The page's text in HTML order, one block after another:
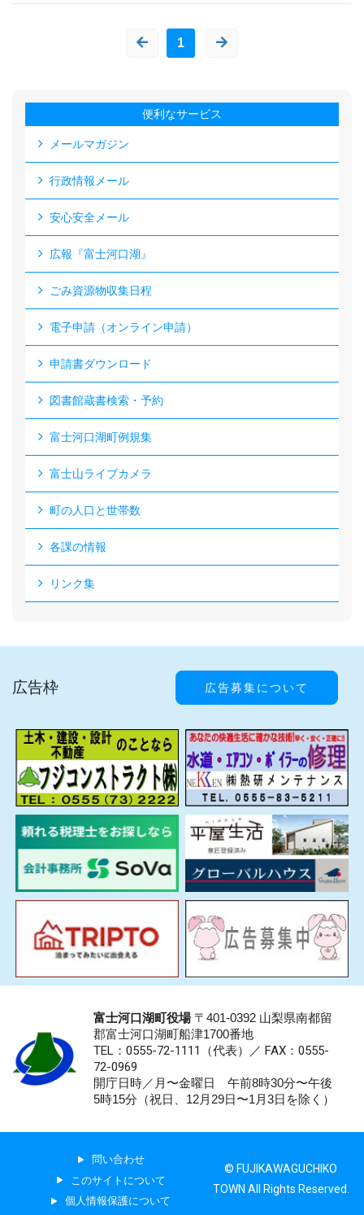
1
便利なサービス
メールマガジン
行政情報メール
安心安全メール
広報『富士河口湖』
ごみ資源物収集日程
電子申請（オンライン申請）
申請書ダウンロード
図書館蔵書検索・予約
富士河口湖町例規集
富士山ライブカメラ
町の人口と世帯数
各課の情報
リンク集
広告枠 広告募集について
富士河口湖町役場〒401-0392 山梨県南都留
郡富士河口湖町船津1700番地
TEL：0555-72-1111 （代表）／ FAX：0555-
72-0969
開庁日時／月〜金曜日 午前8時30分〜午後
5時15分（祝日、12月29日〜1月3日を除く）
問い合わせ
このサイトについて
個人情報保護について
© FUJIKAWAGUCHIKO
TOWN All Rights Reserved.